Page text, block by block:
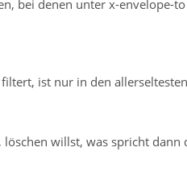
bei denen unter x-envelope-
ist nur in den
willst, was spricht dann